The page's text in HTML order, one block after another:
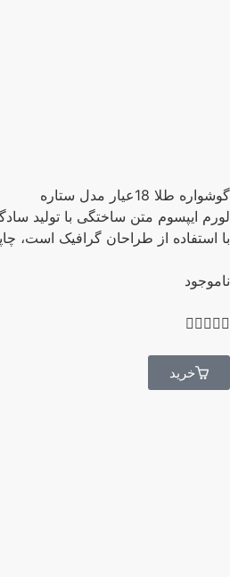
طلا 18عیار مدل ستاره
ایپسوم متن ساختگی با تولید
استفاده از طراحان گرافیک است،

خرید